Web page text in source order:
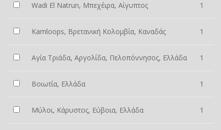
Wadi El Natrun, Μπεχέιρα, Αίγυπτος 1
Kamloops, Βρετανική Κολομβία, Καναδάς 1
Αγία Τριάδα, Αργολίδα, Πελοπόννησος, Ελλάδα 1
Βοιωτία, Ελλάδα 1
Μύλοι, Κάρυστος, Εύβοια, Ελλάδα 1